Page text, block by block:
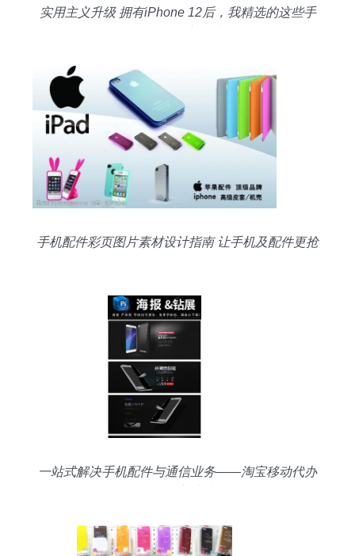
实用主义升级 拥有iPhone 12后，我精选的这些手
手机配件彩页图片素材设计指南 让手机及配件更抢
一站式解决手机配件与通信业务——淘宝移动代办